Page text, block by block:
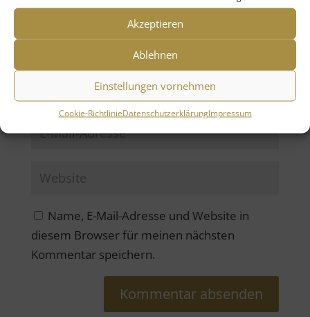
Akzeptieren
Ablehnen
Einstellungen vornehmen
Cookie-RichtlinieDatenschutzerklärungImpressum
Name, E-Mail-Adresse und Website in
diesem Browser für meinen nächsten
Kommentar speichern.